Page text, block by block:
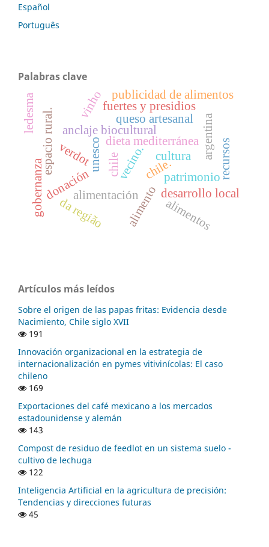
Español
Português
Palabras clave
alimentación
patrimonio
cultura
unesco dieta mediterránea
alimento
donación
vecino.
gobernanza
anclaje biocultural
desarrollo local
recursos
espacio rural. argentina
queso artesanal
chile.
chile
verdot
ledesma fuertes y presidios
alimentos
vinho
da região
publicidad de alimentos
Artículos más leídos
Sobre el origen de las papas fritas: Evidencia desde
Nacimiento, Chile siglo XVII
191
Innovación organizacional en la estrategia de
internacionalización en pymes vitivinícolas: El caso
chileno
169
Exportaciones del café mexicano a los mercados
estadounidense y alemán
143
Compost de residuo de feedlot en un sistema suelo -
cultivo de lechuga
122
Inteligencia Artificial en la agricultura de precisión:
Tendencias y direcciones futuras
45